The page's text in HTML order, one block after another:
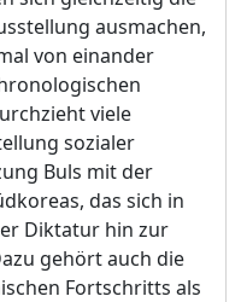
ausmachen,
von einander
viele
sozialer
Buls mit der
das sich in
Diktatur hin zur
gehört auch die
Fortschritts als